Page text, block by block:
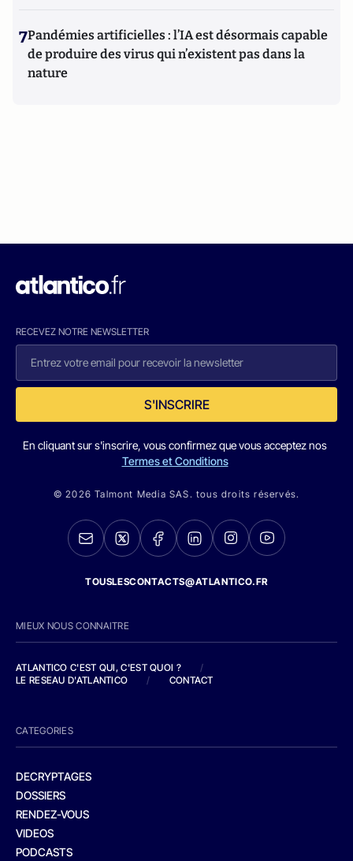
7Pandémies artificielles : l’IA est désormais capable
de produire des virus qui n’existent pas dans la
nature
RECEVEZ NOTRE NEWSLETTER
S'INSCRIRE
En cliquant sur s'inscrire, vous confirmez que vous acceptez nos
Termes et Conditions
© 2026 Talmont Media SAS. tous droits réservés.
TOUSLESCONTACTS@ATLANTICO.FR
MIEUX NOUS CONNAITRE
ATLANTICO C'EST QUI, C'EST QUOI ?
/
LE RESEAU D'ATLANTICO
/ CONTACT
CATEGORIES
DECRYPTAGES
DOSSIERS
RENDEZ-VOUS
VIDEOS
PODCASTS